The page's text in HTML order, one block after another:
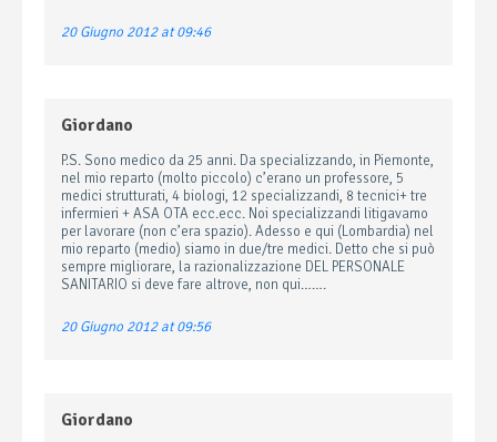
20 Giugno 2012 at 09:46
Giordano
P.S. Sono medico da 25 anni. Da specializzando, in Piemonte,
nel mio reparto (molto piccolo) c’erano un professore, 5
medici strutturati, 4 biologi, 12 specializzandi, 8 tecnici+ tre
infermieri + ASA OTA ecc.ecc. Noi specializzandi litigavamo
per lavorare (non c’era spazio). Adesso e qui (Lombardia) nel
mio reparto (medio) siamo in due/tre medici. Detto che si può
sempre migliorare, la razionalizzazione DEL PERSONALE
SANITARIO si deve fare altrove, non qui…….
20 Giugno 2012 at 09:56
Giordano